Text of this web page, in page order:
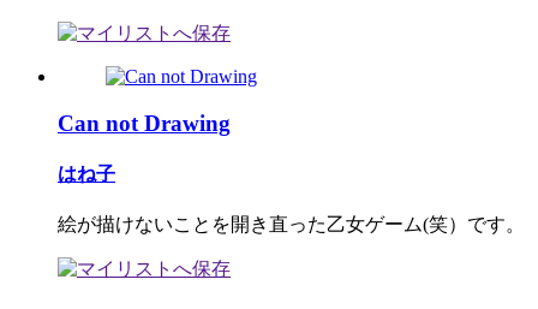
Can not Drawing
はね子
絵が描けないことを開き直った乙女ゲーム(笑）です。